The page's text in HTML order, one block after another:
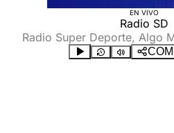
EN VIVO
Radio SD
Radio Super Deporte, Algo